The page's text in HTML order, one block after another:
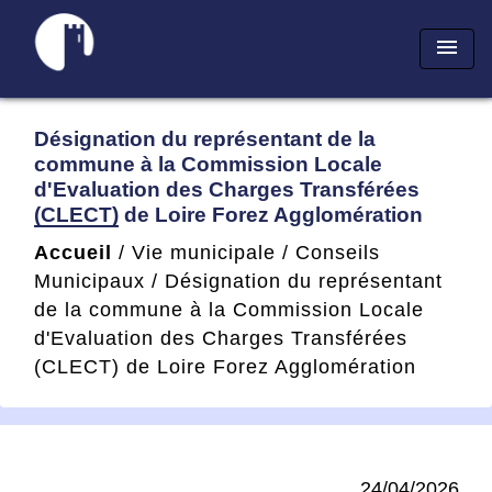
menu
Désignation du représentant de la
commune à la Commission Locale
d'Evaluation des Charges Transférées
(CLECT) de Loire Forez Agglomération
Accueil / Vie municipale / Conseils
Municipaux / Désignation du représentant
de la commune à la Commission Locale
d'Evaluation des Charges Transférées
(CLECT) de Loire Forez Agglomération